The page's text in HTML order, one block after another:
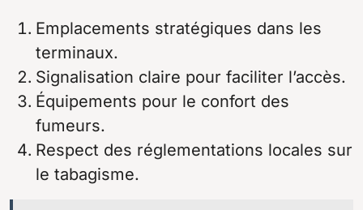
Emplacements stratégiques dans les
terminaux.
Signalisation claire pour faciliter l’accès.
Équipements pour le confort des
fumeurs.
Respect des réglementations locales sur
le tabagisme.